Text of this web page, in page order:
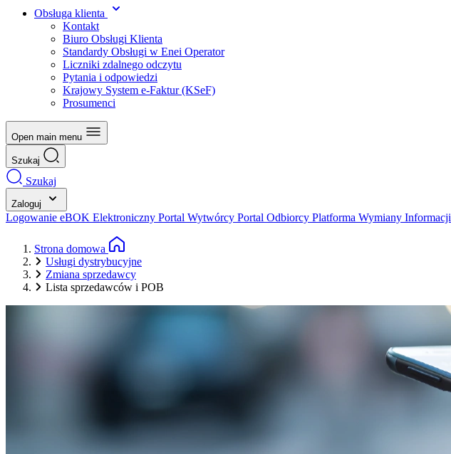
Obsługa klienta
Kontakt
Biuro Obsługi Klienta
Standardy Obsługi w Enei Operator
Liczniki zdalnego odczytu
Pytania i odpowiedzi
Krajowy System e-Faktur (KSeF)
Prosumenci
Open main menu
Szukaj
Szukaj
Zaloguj
Logowanie eBOK Elektroniczny Portal Wytwórcy Portal Odbiorcy Platforma Wymiany Informacji
Strona domowa
Usługi dystrybucyjne
Zmiana sprzedawcy
Lista sprzedawców i POB